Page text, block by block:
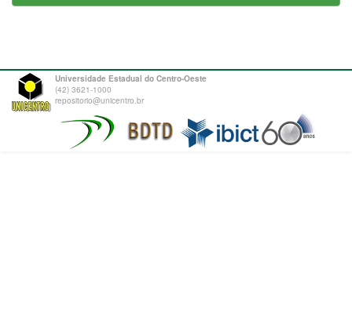
Universidade Estadual do Centro-Oeste
(42) 3621-1000
repositorio@unicentro.br